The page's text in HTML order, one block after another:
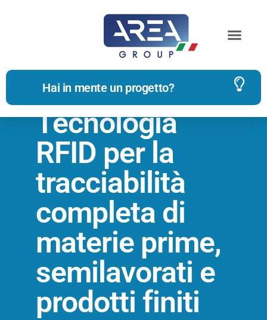
Hai in mente un progetto?
Tecnologia
RFID per la
tracciabilità
completa di
materie prime,
semilavorati e
prodotti finiti